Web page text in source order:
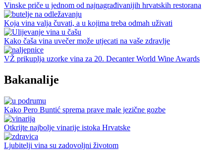
Vinske priče u jednom od najnagrađivanijih hrvatskih restorana
Koja vina valja čuvati, a u kojima treba odmah uživati
Kako čaša vina uvečer može utjecati na vaše zdravlje
VŽ prikuplja uzorke vina za 20. Decanter World Wine Awards
Bakanalije
Kako Pero Buntić sprema prave male jezične gozbe
Otkrijte najbolje vinarije istoka Hrvatske
Ljubitelji vina su zadovoljni životom